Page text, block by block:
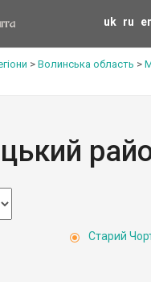
uk ru
> Волинська область >
Старий